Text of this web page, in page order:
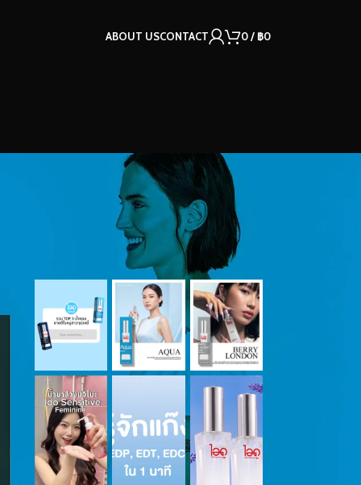
ABOUT USCONTACT 0/ ฿0
OUR INSTAGRAM